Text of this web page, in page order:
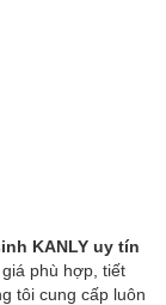
KANLY uy tín
phù hợp, tiết
tôi cung cấp luôn